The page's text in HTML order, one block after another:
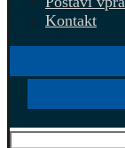
Kontakt